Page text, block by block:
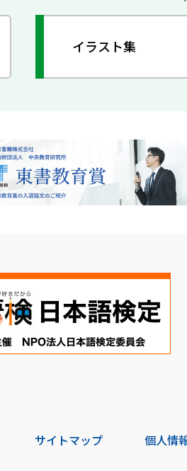
イラスト集
サイトマップ 個人情